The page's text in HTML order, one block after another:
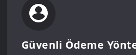
Güvenli Ödeme